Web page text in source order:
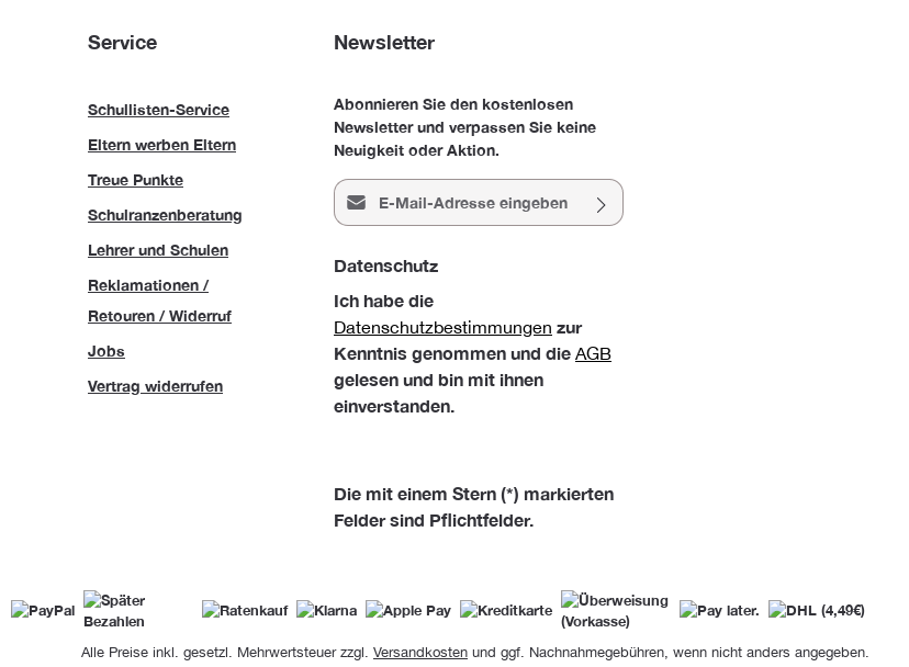
Service
Schullisten-Service
Eltern werben Eltern
Treue Punkte
Schulranzenberatung
Lehrer und Schulen
Reklamationen /
Retouren / Widerruf
Jobs
Vertrag widerrufen
Newsletter
Abonnieren Sie den kostenlosen
Newsletter und verpassen Sie keine
Neuigkeit oder Aktion.
E-Mail-Adresse*
Datenschutz
Ich habe die
Datenschutzbestimmungen zur
Kenntnis genommen und die AGB
gelesen und bin mit ihnen
einverstanden.
Die mit einem Stern (*) markierten
Felder sind Pflichtfelder.
Alle Preise inkl. gesetzl. Mehrwertsteuer zzgl. Versandkosten und ggf. Nachnahmegebühren, wenn nicht anders angegeben.